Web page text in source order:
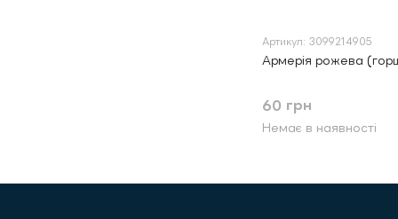
Артикул: 3099214905
Армерія рожева
60 грн
Немає в наявності